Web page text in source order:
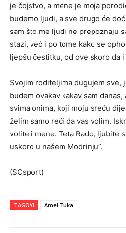
je čojstvo, a mene je moja
budemo ljudi, a sve drugo će
sam što me ljudi ne prepoznaju
stazi, već i po tome kako se
ljepšu čestitku, od ove skoro da
Svojim roditeljima dugujem sve,
budem ovakav kakav sam
svima onima, koji moju sreću
želim samo reći da vas volim.
volite i mene. Teta Rado, ljubite
uskoro u našem Modrinju”.
(SCsport)
TAGOVI Amel Tuka